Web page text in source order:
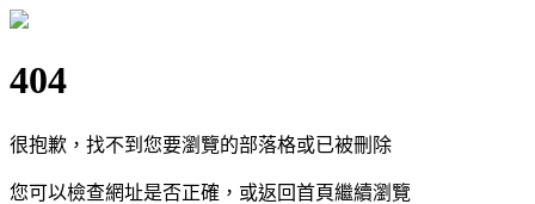
404
很抱歉，找不到您要瀏覽的部落格或已被刪除
您可以檢查網址是否正確，或返回首頁繼續瀏覽